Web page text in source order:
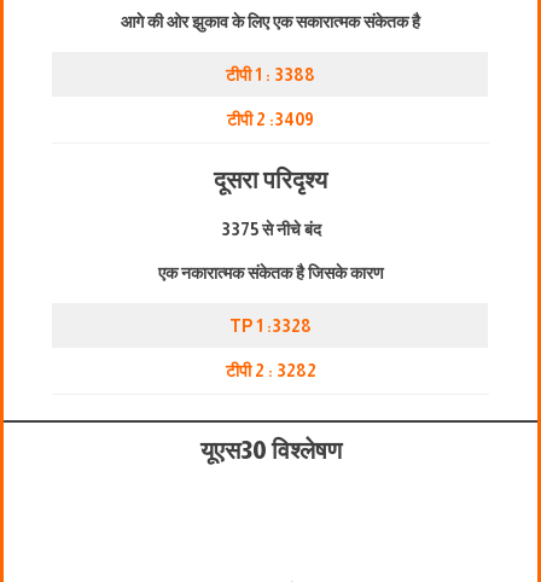
आगे की ओर झुकाव के लिए एक सकारात्मक संकेतक है
टीपी 1 : 3388
टीपी 2 :3409
दूसरा परिदृश्य
3375 से नीचे बंद
एक नकारात्मक संकेतक है जिसके कारण
TP 1 :3328
टीपी 2 : 3282
यूएस30 विश्लेषण